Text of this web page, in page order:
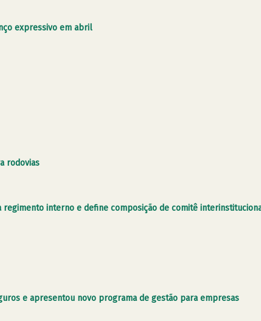
expressivo em abril
rodovias
regimento interno e define composição de comitê
e apresentou novo programa de gestão para empresas